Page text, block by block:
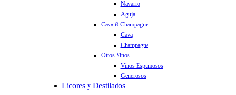
Navarro
Aguja
Cava & Champagne
Cava
Champagne
Otros Vinos
Vinos Espumosos
Generosos
Licores y Destilados